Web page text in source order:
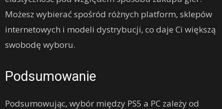
Możesz wybierać spośród różnych platform, sklepów
internetowych i modeli dystrybucji, co daje Ci większą
swobodę wyboru.
Podsumowanie
Podsumowując, wybór między PS5 a PC zależy od